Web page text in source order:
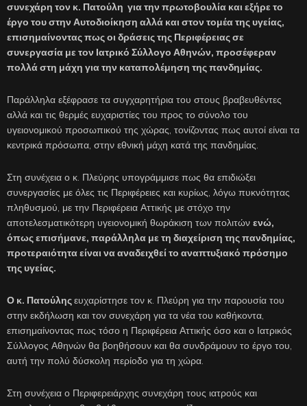
συνεχάρη τον κ. Πατούλη για την πρωτοβουλία και εξήρε το
έργο του στην Αυτοδιοίκηση αλλά και στον τομέα της υγείας,
επισημαίνοντας πως οι δράσεις της Περιφέρειας σε
συνεργασία με τον Ιατρικό Σύλλογο Αθηνών, προσέφεραν
πολλά στη μάχη για την καταπολέμηση της πανδημίας.
Παράλληλα εξέφρασε τα συγχαρητήρια του στους βραβευθέντες
αλλά και τις θερμές ευχαριστίες του προς το σύνολο του
υγειονομικού προσωπικού της χώρας, τονίζοντας πως αυτοί είναι τα
κεντρικά πρόσωπα, στην εθνική μάχη κατά της πανδημίας.
Στη συνέχεια ο κ. Πλεύρης υπογράμμισε πως θα επιδιώξει
συνεργασίες με όλες τις Περιφέρειες και κυρίως, λόγω πυκνότητας
πληθυσμού, με την Περιφέρεια Αττικής με στόχο την
αποτελεσματικότερη υγειονομική θωράκιση των πολιτών ενώ,
όπως επισήμανε, παράλληλα με τη διαχείριση της πανδημίας,
προτεραιότητα είναι να αναδειχθεί το αναπτυξιακό πρόσημο
της υγείας.
Ο κ. Πατούληςευχαρίστησε τον κ. Πλεύρη για την παρουσία του
στην εκδήλωση και τον συνεχάρη για τα νέα του καθήκοντα,
επισημαίνοντας πως τόσο η Περιφέρεια Αττικής όσο και ο Ιατρικός
Σύλλογος Αθηνών θα βοηθήσουν και θα συνδράμουν το έργο του,
αυτή την πολύ δύσκολη περίοδο για τη χώρα.
Στη συνέχεια ο Περιφερειάρχης συνεχάρη τους ιατρούς και